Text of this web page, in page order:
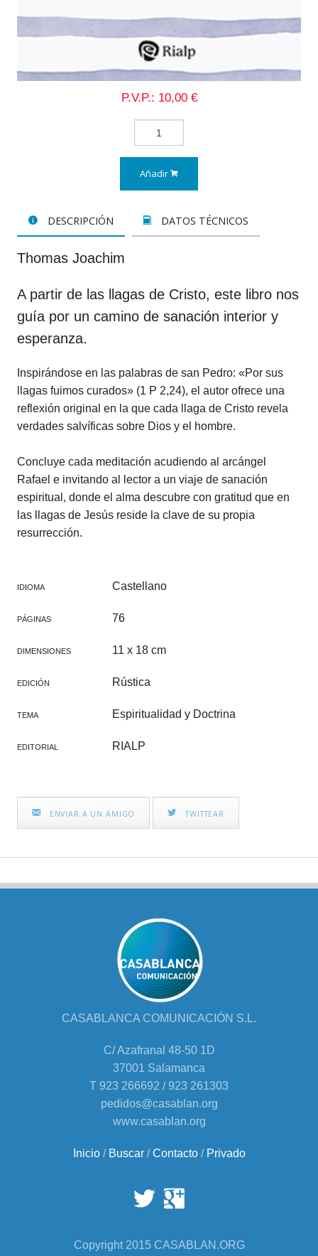
P.V.P.: 10,00 €
Añadir
DESCRIPCIÓN DATOS TÉCNICOS
Thomas Joachim
A partir de las llagas de Cristo, este libro nos
guía por un camino de sanación interior y
esperanza.
Inspirándose en las palabras de san Pedro: «Por sus
llagas fuimos curados» (1 P 2,24), el autor ofrece una
reflexión original en la que cada llaga de Cristo revela
verdades salvíficas sobre Dios y el hombre.
Concluye cada meditación acudiendo al arcángel
Rafael e invitando al lector a un viaje de sanación
espiritual, donde el alma descubre con gratitud que en
las llagas de Jesús reside la clave de su propia
resurrección.
IDIOMA Castellano
PÁGINAS 76
DIMENSIONES 11 x 18 cm
EDICIÓN Rústica
TEMA Espiritualidad y Doctrina
EDITORIAL RIALP
ENVIAR A UN AMIGO TWITTEAR
CASABLANCA COMUNICACIÓN S.L.
C/ Azafranal 48-50 1D
37001 Salamanca
T 923 266692 / 923 261303
pedidos@casablan.org
www.casablan.org
Inicio/ Buscar/Contacto/ Privado
Copyright 2015 CASABLAN.ORG